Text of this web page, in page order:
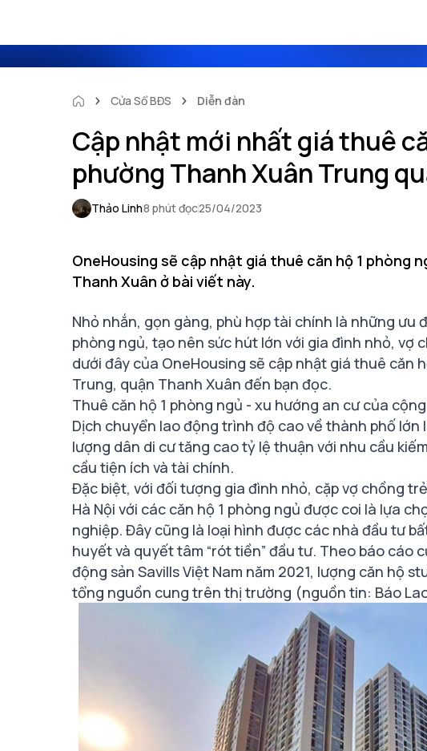
Cửa Sổ BĐS Diễn đàn
Cập nhật mới nhất giá thuê
phường Thanh Xuân Trung
Thảo Linh8 phút đọc25/04/2023
OneHousing sẽ cập nhật giá thuê căn hộ 1 phòng
Thanh Xuân ở bài viết này.
Nhỏ nhắn, gọn gàng, phù hợp tài chính là những ưu
phòng ngủ, tạo nên sức hút lớn với gia đình nhỏ, vợ
dưới đây của OneHousing sẽ cập nhật giá thuê căn
Trung, quận Thanh Xuân đến bạn đọc.
Thuê căn hộ 1 phòng ngủ - xu hướng an cư của
Dịch chuyển lao động trình độ cao về thành phố
lượng dân di cư tăng cao tỷ lệ thuận với nhu cầu
cầu tiện ích và tài chính.
Đặc biệt, với đối tượng gia đình nhỏ, cặp vợ chồng
Hà Nội với các căn hộ 1 phòng ngủ được coi là lựa
nghiệp. Đây cũng là loại hình được các nhà đầu tư
huyết và quyết tâm “rót tiền” đầu tư. Theo báo cáo
động sản Savills Việt Nam năm 2021, lượng căn hộ
tổng nguồn cung trên thị trường (nguồn tin: Báo